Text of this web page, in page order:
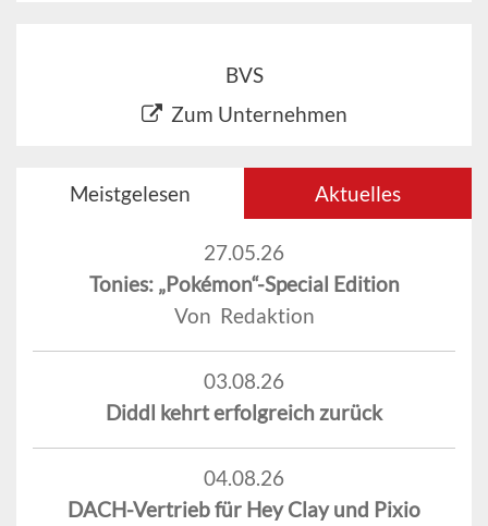
BVS
Zum Unternehmen
Meistgelesen Aktuelles
27.05.26
Tonies: „Pokémon“-Special Edition
Von Redaktion
03.08.26
Diddl kehrt erfolgreich zurück
04.08.26
DACH-Vertrieb für Hey Clay und Pixio